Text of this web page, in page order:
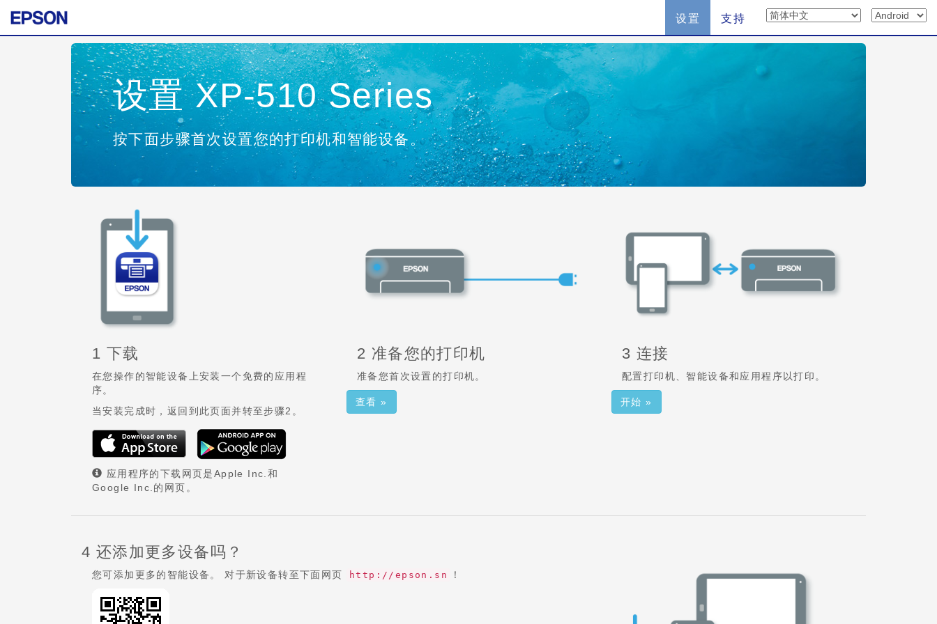
设置 支持
设置 XP-510 Series
按下面步骤首次设置您的打印机和智能设备。
1 下载
在您操作的智能设备上安装一个免费的应用程
序。
当安装完成时，返回到此页面并转至步骤2。
应用程序的下载网页是Apple Inc.和
Google Inc.的网页。
2 准备您的打印机
准备您首次设置的打印机。
查看 »
3 连接
配置打印机、智能设备和应用程序以打印。
开始 »
4 还添加更多设备吗？
您可添加更多的智能设备。 对于新设备转至下面网页 http://epson.sn ！